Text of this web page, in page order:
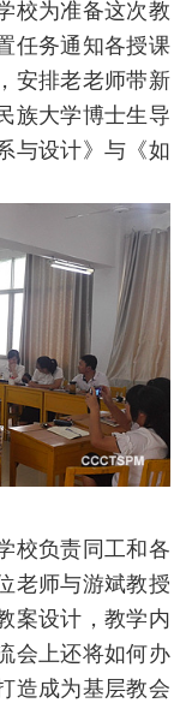
校为准备这次教
任务通知各授课
安排老老师带新
族大学博士生导
与设计》与《如
负责同工和各
老师与游斌教授
案设计，教学内
会上还将如何办
造成为基层教会